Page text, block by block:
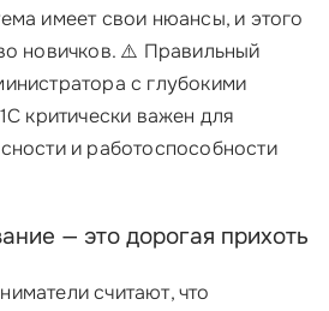
имеет свои нюансы, и этого
новичков. ⚠️ Правильный
с глубокими
критически важен для
и работоспособности
— это дорогая прихоть
считают, что